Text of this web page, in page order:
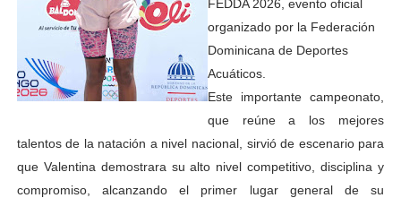
FEDDA 2026, evento oficial
organizado por la Federación
Dominicana de Deportes
Acuáticos.
Este importante campeonato,
que reúne a los mejores
talentos de la natación a nivel nacional, sirvió de escenario para
que Valentina demostrara su alto nivel competitivo, disciplina y
compromiso, alcanzando el primer lugar general de su